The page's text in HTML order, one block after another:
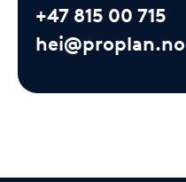
+47 815 00 715
hei@proplan.no